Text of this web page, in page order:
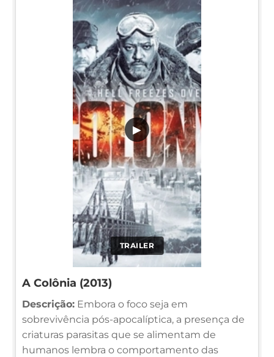
TRAILER
▶
A Colônia (2013)
Descrição: Embora o foco seja em
sobrevivência pós-apocalíptica, a presença de
criaturas parasitas que se alimentam de
humanos lembra o comportamento das